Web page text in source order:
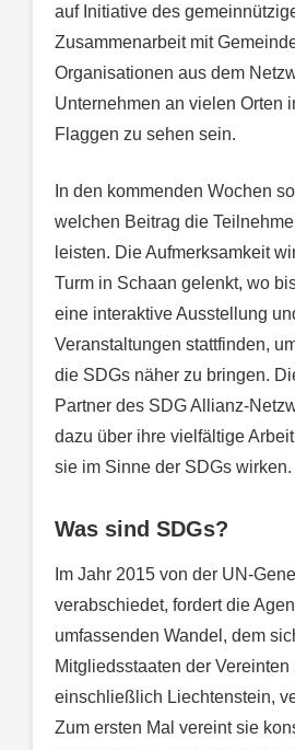
auf Initiative des
Zusammenarbeit mit
Organisationen aus dem
Unternehmen an vielen Orten
Flaggen zu sehen sein.
In den kommenden Wochen
welchen Beitrag die
leisten. Die Aufmerksamkeit
Turm in Schaan gelenkt, wo
eine interaktive Ausstellung
Veranstaltungen stattfinden,
die SDGs näher zu bringen.
Partner des SDG Allianz-
dazu über ihre vielfältige
sie im Sinne der SDGs wirken.
Was sind SDGs?
Im Jahr 2015 von der UN-
verabschiedet, fordert die
umfassenden Wandel, dem
Mitgliedsstaaten der Vereinten
einschließlich Liechtenstein,
Zum ersten Mal vereint sie